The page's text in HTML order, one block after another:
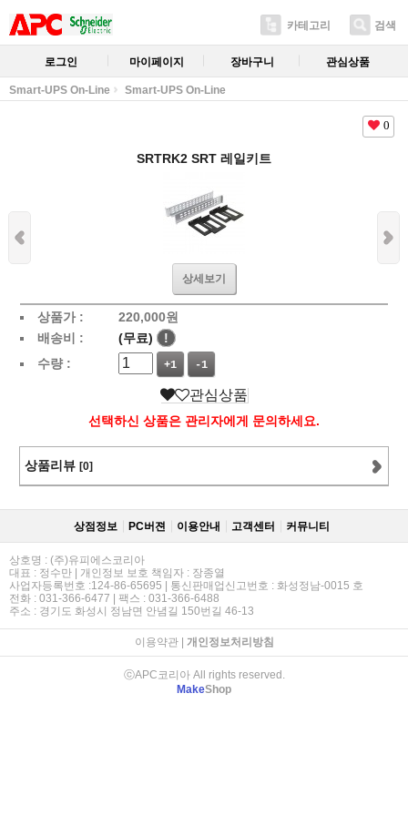
카테고리 검색
로그인 마이페이지 장바구니 관심상품
Smart-UPS On-Line Smart-UPS On-Line
0
SRTRK2 SRT 레일키트
상세보기
상품가 : 220,000원
배송비 :
(무료)
!
수량 :
+1 -1
관심상품
선택하신 상품은 관리자에게 문의하세요.
상품리뷰 [0]
상점정보 PC버젼 이용안내 고객센터 커뮤니티
상호명 : (주)유피에스코리아
대표 : 정수만 | 개인정보 보호 책임자 : 장종열
사업자등록번호 :124-86-65695 | 통신판매업신고번호 : 화성정남-0015 호
전화 : 031-366-6477 | 팩스 : 031-366-6488
주소 : 경기도 화성시 정남면 안념길 150번길 46-13
이용약관| 개인정보처리방침
ⓒAPC코리아 All rights reserved.
MakeShop